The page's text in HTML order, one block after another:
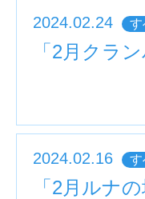
2024.02.24 す
「2月クラ
2024.02.16 す
「2月ルナ